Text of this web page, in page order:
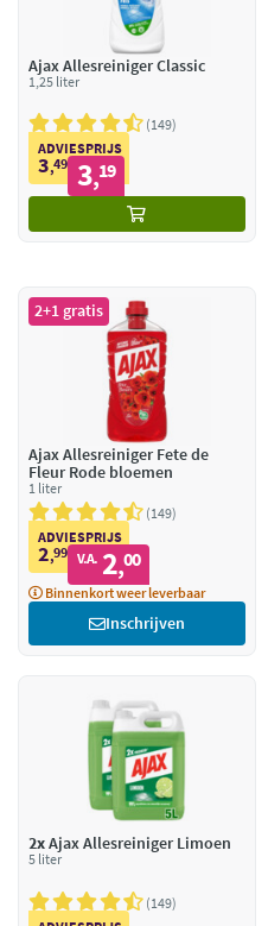
Ajax Allesreiniger Classic
1,25 liter
149
ADVIESPRIJS
3,49 3,19
2+1 gratis
Ajax Allesreiniger Fete de
Fleur Rode bloemen
1 liter
149
ADVIESPRIJS
2,99 V.A. 2,00
Binnenkort weer leverbaar
Inschrijven
2xAjax Allesreiniger Limoen
5 liter
149